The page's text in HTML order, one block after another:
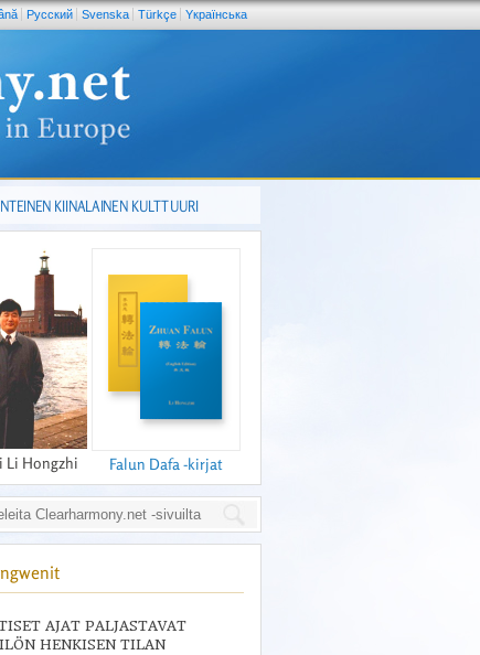
Pусский Svenska Türkçe Yкраїнська
KIINALAINEN KULTTUURI
Li Hongzhi Falun Dafa -kirjat
AJAT PALJASTAVAT
HENKISEN TILAN